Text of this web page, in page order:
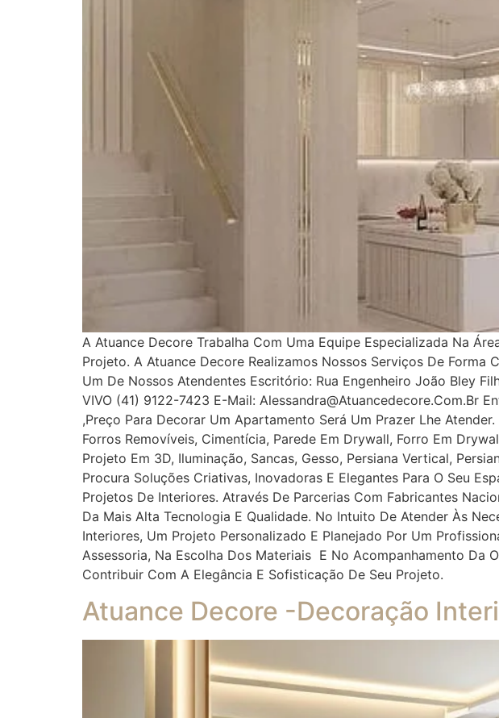
A Atuance Decore Trabalha Com Uma Equipe Especializada Na
Projeto. A Atuance Decore Realizamos Nossos Serviços De
Um De Nossos Atendentes Escritório: Rua Engenheiro João Bley
VIVO (41) 9122-7423 E-Mail: Alessandra@atuancedecore.com.br
,Preço Para Decorar Um Apartamento Será Um Prazer Lhe
Forros Removíveis, Cimentícia, Parede Em Drywall, Forro Em
Projeto Em 3D, Iluminação, Sancas, Gesso, Persiana Vertical,
Procura Soluções Criativas, Inovadoras E Elegantes Para O Seu
Projetos De Interiores. Através De Parcerias Com Fabricantes
Da Mais Alta Tecnologia E Qualidade. No Intuito De Atender Às
Interiores, Um Projeto Personalizado E Planejado Por Um
Assessoria, Na Escolha Dos Materiais E No Acompanhamento Da
Contribuir Com A Elegância E Sofisticação De Seu Projeto.
Atuance Decore -Decoração